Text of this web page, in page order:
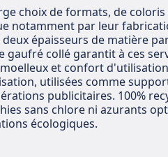
choix de formats, de
notamment par leur
épaisseurs de matière
gaufré collé garantit à ces
et confort
utilisées comme
publicitaires. 100%
sans chlore ni azurants
écologiques.